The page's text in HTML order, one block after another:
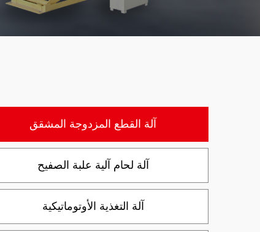
آلة القطع المزدوجة المشقق
آلة لحام آلية علبة الصفيح
آلة التغذية الأوتوماتيكية